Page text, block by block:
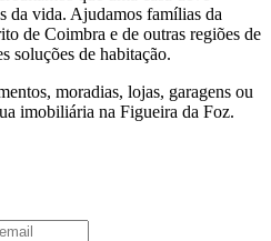
da vida. Ajudamos famílias da
de Coimbra e de outras regiões de
soluções de habitação.
moradias, lojas, garagens ou
imobiliária na Figueira da Foz.